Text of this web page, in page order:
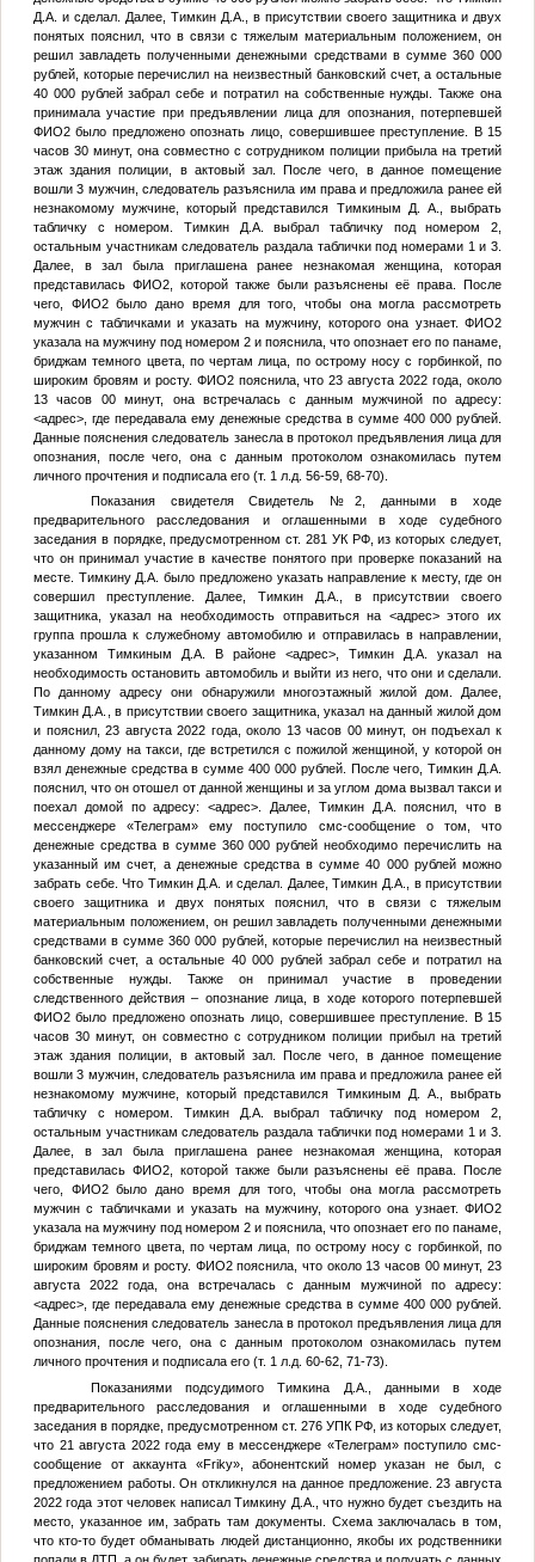
Д.А. и сделал. Далее, Тимкин Д.А.
, в присутствии своего защитника и двух
понятых пояснил, что в связи с тяжелым материальным положением, он
решил завладеть полученными денежными средствами в сумме 360 000
рублей, которые перечислил на неизвестный банковский счет, а остальные
40 000 рублей забрал себе и потратил на собственные нужды. Также она
принимала участие при предъявлении лица для опознания, потерпевшей
ФИО2было предложено опознать лицо, совершившее преступление. В 15
часов 30 минут, она совместно с сотрудником полиции прибыла на третий
этаж здания полиции, в актовый зал. После чего, в данное помещение
вошли 3 мужчин, следователь разъяснила им права и предложила ранее ей
незнакомому мужчине, который представился Тимкиным Д. А.
, выбрать
табличку с номером. Тимкин Д.А.
выбрал табличку под номером 2,
остальным участникам следователь раздала таблички под номерами 1 и 3.
Далее, в зал была приглашена ранее незнакомая женщина, которая
представилась ФИО2, которой также были разъяснены её права. После
чего, ФИО2было дано время для того, чтобы она могла рассмотреть
мужчин с табличками и указать на мужчину, которого она узнает.ФИО2
указала на мужчину под номером 2 и пояснила, что опознает его по панаме,
бриджам темного цвета, по чертам лица, по острому носу с горбинкой, по
широким бровям и росту. ФИО2пояснила, что 23 августа 2022 года, около
13 часов 00 минут, она встречалась с данным мужчиной по адресу:
<адрес>, где передавала ему денежные средства в сумме 400 000 рублей.
Данные пояснения следователь занесла в протокол предъявления лица для
опознания, после чего, она с данным протоколом ознакомилась путем
личного прочтения и подписала его (т. 1 л.д. 56-59, 68-70).
Показания свидетеляСвидетель №2 , данными в ходе
предварительного расследования и оглашенными в ходе судебного
заседания в порядке, предусмотренном ст. 281 УК РФ, из которых следует,
что он принимал участие в качестве понятого при проверке показаний на
месте. Тимкину Д.А. было предложено указать направление к месту, где он
совершил преступление. Далее,Тимкин Д.А.
, в присутствии своего
защитника, указал на необходимость отправиться на <адрес>этого их
группа прошла к служебному автомобилю и отправилась в направлении,
указанном Тимкиным Д.А. В районе<адрес> ,Тимкин Д.А.
указал на
необходимость остановить автомобиль и выйти из него, что они и сделали.
По данному адресу они обнаружили многоэтажный жилой дом. Далее,
Тимкин Д.А.
, в присутствии своего защитника, указал на данный жилой дом
и пояснил, 23 августа 2022 года, около 13 часов 00 минут, он подъехал к
данному дому на такси, где встретился с пожилой женщиной, у которой он
взял денежные средства в сумме 400 000 рублей. После чего,Тимкин Д.А.
пояснил, что он отошел от данной женщины и за углом дома вызвал такси и
поехал домой по адресу:<адрес> . Далее, Тимкин Д.А.
пояснил, что в
мессенджере «Телеграм» ему поступило смс-сообщение о том, что
денежные средства в сумме 360 000 рублей необходимо перечислить на
указанный им счет, а денежные средства в сумме 40 000 рублей можно
забрать себе. Что Тимкин Д.А. и сделал. Далее,Тимкин Д.А.
, в присутствии
своего защитника и двух понятых пояснил, что в связи с тяжелым
материальным положением, он решил завладеть полученными денежными
средствами в сумме 360 000 рублей, которые перечислил на неизвестный
банковский счет, а остальные 40 000 рублей забрал себе и потратил на
собственные нужды. Также он принимал участие в проведении
следственного действия – опознание лица, в ходе которого потерпевшей
ФИО2было предложено опознать лицо, совершившее преступление. В 15
часов 30 минут, он совместно с сотрудником полиции прибыл на третий
этаж здания полиции, в актовый зал. После чего, в данное помещение
вошли 3 мужчин, следователь разъяснила им права и предложила ранее ей
незнакомому мужчине, который представился Тимкиным Д. А.
, выбрать
табличку с номером. Тимкин Д.А.
выбрал табличку под номером 2,
остальным участникам следователь раздала таблички под номерами 1 и 3.
Далее, в зал была приглашена ранее незнакомая женщина, которая
представилась ФИО2, которой также были разъяснены её права. После
чего, ФИО2было дано время для того, чтобы она могла рассмотреть
мужчин с табличками и указать на мужчину, которого она узнает.ФИО2
указала на мужчину под номером 2 и пояснила, что опознает его по панаме,
бриджам темного цвета, по чертам лица, по острому носу с горбинкой, по
широким бровям и росту. ФИО2пояснила, что около 13 часов 00 минут, 23
августа 2022 года, она встречалась с данным мужчиной по адресу:
<адрес>, где передавала ему денежные средства в сумме 400 000 рублей.
Данные пояснения следователь занесла в протокол предъявления лица для
опознания, после чего, она с данным протоколом ознакомилась путем
личного прочтения и подписала его (т. 1 л.д. 60-62, 71-73).
Показаниями подсудимогоТимкина Д.А.
, данными в ходе
предварительного расследования и оглашенными в ходе судебного
заседания в порядке, предусмотренном ст. 276 УПК РФ, из которых следует,
что 21 августа 2022 года ему в мессенджере «Телеграм» поступило смс-
сообщение от аккаунта «Friky», абонентский номер указан не был, с
предложением работы. Он откликнулся на данное предложение. 23 августа
2022 года этот человек написалТимкину Д.А.
, что нужно будет съездить на
место, указанное им, забрать там документы. Схема заключалась в том,
что кто-то будет обманывать людей дистанционно, якобы их родственники